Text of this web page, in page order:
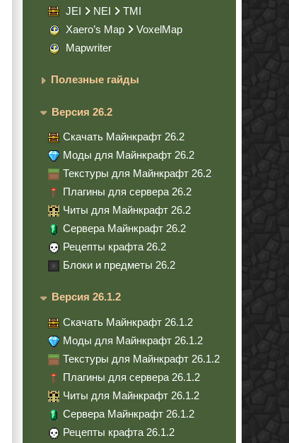
JEI
NEI
TMI
Xaero’s Map
VoxelMap
Mapwriter
Полезные гайды
Версия 26.2
Скачать Майнкрафт 26.2
Моды для Майнкрафт 26.2
Текстуры для Майнкрафт 26.2
Плагины для сервера 26.2
Читы для Майнкрафт 26.2
Сервера Майнкрафт 26.2
Рецепты крафта 26.2
Блоки и предметы 26.2
Версия 26.1.2
Скачать Майнкрафт 26.1.2
Моды для Майнкрафт 26.1.2
Текстуры для Майнкрафт 26.1.2
Плагины для сервера 26.1.2
Читы для Майнкрафт 26.1.2
Сервера Майнкрафт 26.1.2
Рецепты крафта 26.1.2